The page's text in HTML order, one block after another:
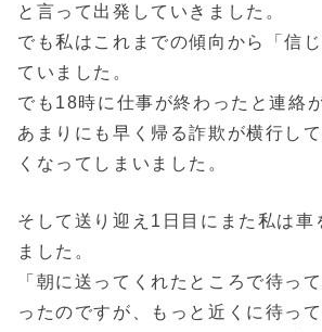
と言って出発していきました。
でも私はこれまでの傾向から「信
ていました。
でも18時に仕事が終わったと連絡
あまりにも早く帰る詐欺が横行し
くなってしまいました。
そして送り迎え1日目にまた私は車
ました。
「朝に送ってくれたところで待っ
ったのですが、もっと近くに待っ